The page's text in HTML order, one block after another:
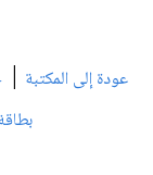
عودة إلى المكتبة |